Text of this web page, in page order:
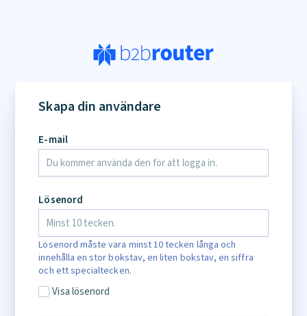
Skapa din användare
E-mail
Lösenord
Lösenord måste vara minst 10 tecken långa och
innehålla en stor bokstav, en liten bokstav, en siffra
och ett specialtecken.
Visa lösenord